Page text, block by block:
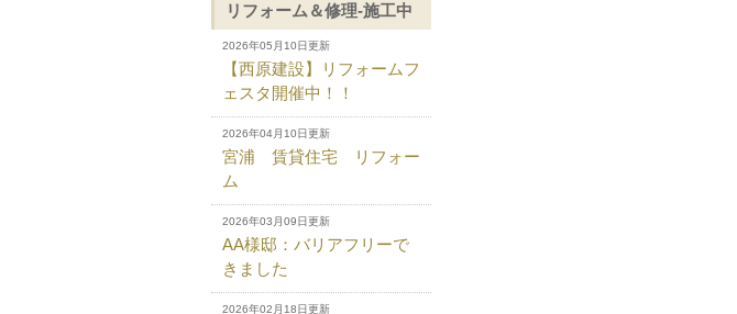
リフォーム＆修理-施工中
2026年05月10日更新
【西原建設】リフォームフ
ェスタ開催中！！
2026年04月10日更新
宮浦 賃貸住宅 リフォー
ム
2026年03月09日更新
AA様邸：バリアフリーで
きました
2026年02月18日更新